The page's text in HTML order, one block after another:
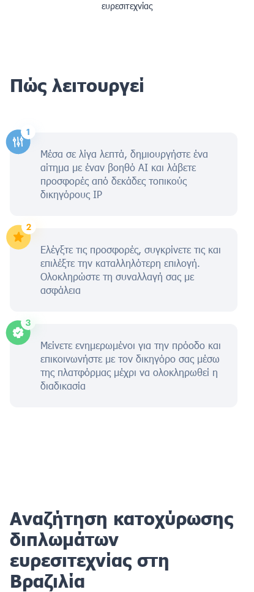
ευρεσιτεχνίας
Πώς λειτουργεί
Μέσα σε λίγα λεπτά, δημιουργήστε ένα
αίτημα με έναν βοηθό AI και λάβετε
προσφορές από δεκάδες τοπικούς
δικηγόρους IP
Ελέγξτε τις προσφορές, συγκρίνετε τις και
επιλέξτε την καταλληλότερη επιλογή.
Ολοκληρώστε τη συναλλαγή σας με
ασφάλεια
Μείνετε ενημερωμένοι για την πρόοδο και
επικοινωνήστε με τον δικηγόρο σας μέσω
της πλατφόρμας μέχρι να ολοκληρωθεί η
διαδικασία
Αναζήτηση κατοχύρωσης
διπλωμάτων
ευρεσιτεχνίας στη
Βραζιλία